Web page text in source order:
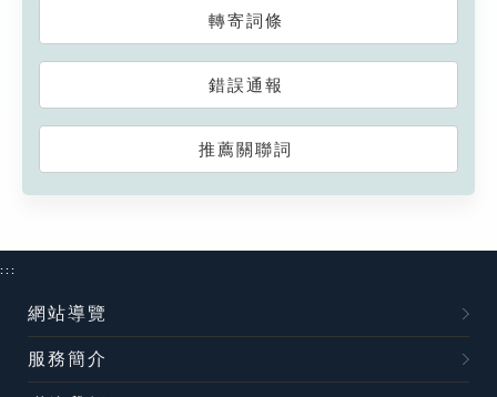
轉寄詞條
錯誤通報
推薦關聯詞
:::
網站導覽
服務簡介